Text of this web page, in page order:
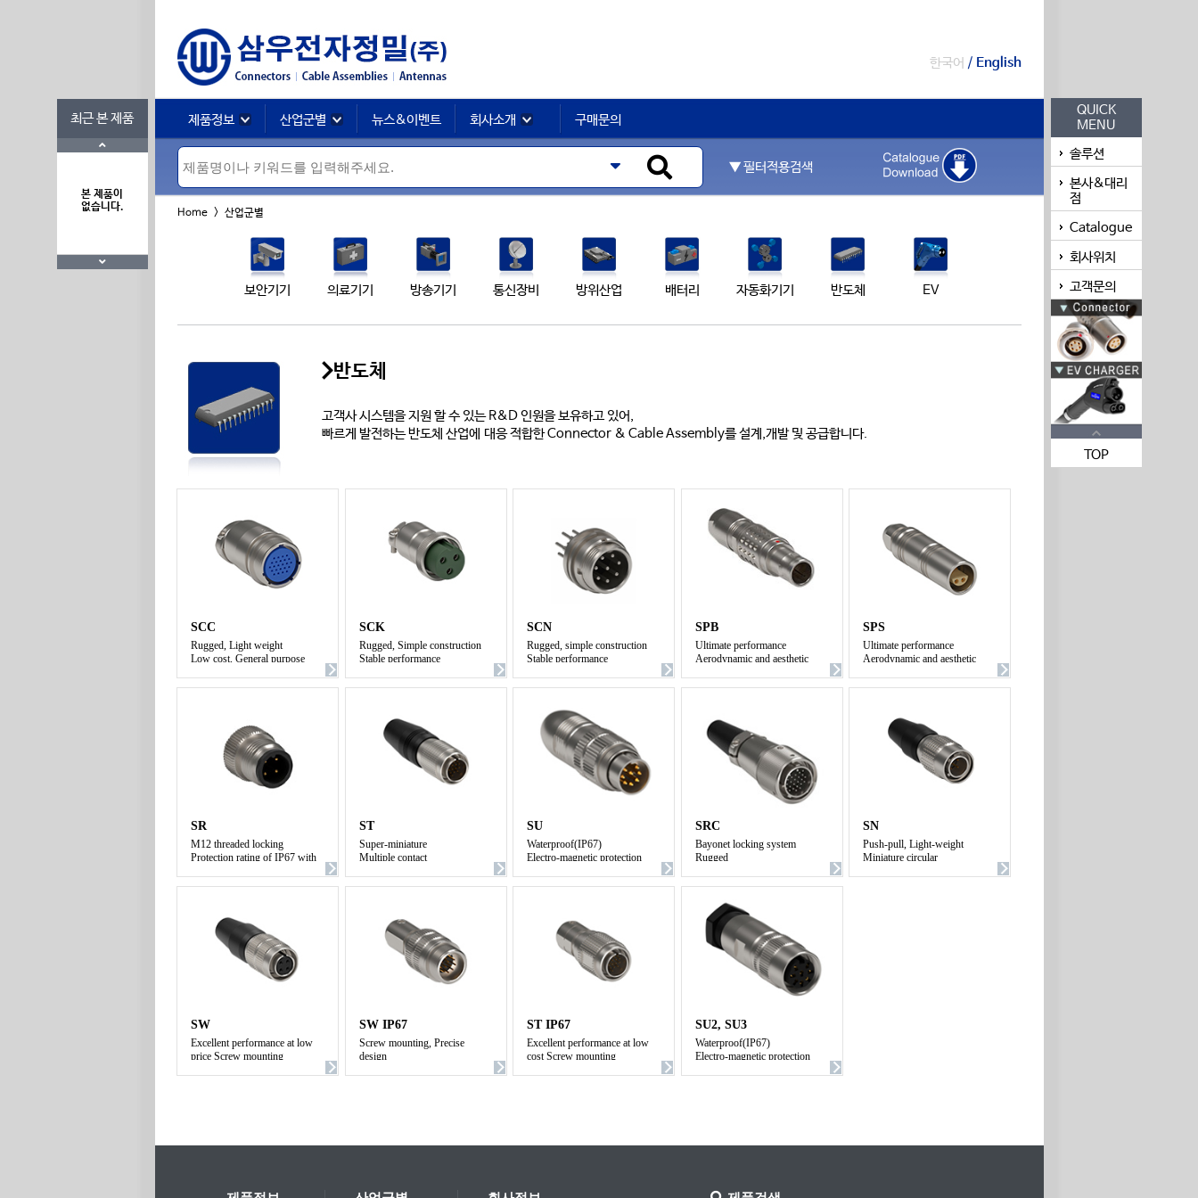
최근 본 제품
본 제품이
없습니다.
QUICK
MENU
솔루션
본사&대리
점
Catalogue
회사위치
고객문의
TOP
한국어 / English
제품정보 산업군별 뉴스&이벤트 회사소개 구매문의
▼ 필터적용검색
Home > 산업군별
보안기기 의료기기 방송기기 통신장비 방위산업 배터리 자동화기기 반도체 EV
반도체
고객사 시스템을 지원 할 수 있는 R&D 인원을 보유하고 있어,
빠르게 발전하는 반도체 산업에 대응 적합한 Connector & Cable Assembly를 설계,개발 및 공급합니다.
SCC
Rugged, Light weight
Low cost, General purpose
SCK
Rugged, Simple construction
Stable performance
SCN
Rugged, simple construction
Stable performance
SPB
Ultimate performance
Aerodynamic and aesthetic
SPS
Ultimate performance
Aerodynamic and aesthetic
SR
M12 threaded locking
Protection rating of IP67 with
ST
Super-miniature
Multiple contact
SU
Waterproof(IP67)
Electro-magnetic protection
SRC
Bayonet locking system
Rugged
General purpose
SN
Push-pull, Light-weight
Miniature circular
SW
Excellent performance at low
price Screw mounting
SW IP67
Screw mounting, Precise
design
ST IP67
Excellent performance at low
cost Screw mounting
SU2, SU3
Waterproof(IP67)
Electro-magnetic protection